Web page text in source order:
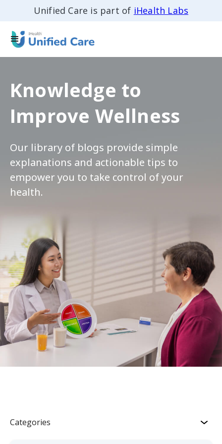
Unified Care is part of iHealth Labs
Knowledge to
Improve Wellness
Our library of blogs provide simple
explanations and actionable tips to
empower you to take control of your
health.
Categories